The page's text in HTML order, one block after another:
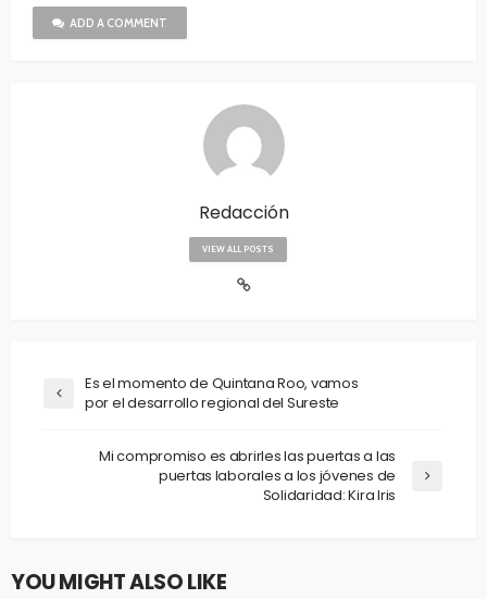
ADD A COMMENT
Redacción
VIEW ALL POSTS
Es el momento de Quintana Roo, vamos
por el desarrollo regional del Sureste
Mi compromiso es abrirles las puertas a las
puertas laborales a los jóvenes de
Solidaridad: Kira Iris
YOU MIGHT ALSO LIKE